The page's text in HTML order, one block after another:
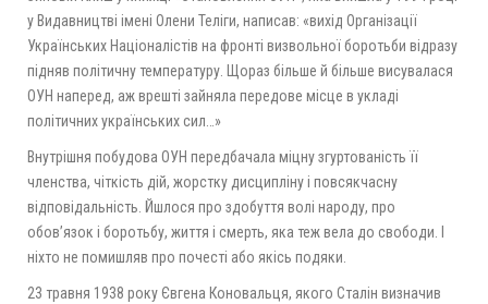
у Видавництві імені Олени Теліги, написав: «вихід Організації
Українських Націоналістів на фронті визвольної боротьби відразу
підняв політичну температуру. Щораз більше й більше висувалася
ОУН наперед, аж врешті зайняла передове місце в укладі
політичних українських сил…»
Внутрішня побудова ОУН передбачала міцну згуртованість її
членства, чіткість дій, жорстку дисципліну і повсякчасну
відповідальність. Йшлося про здобуття волі народу, про
обов’язок і боротьбу, життя і смерть, яка теж вела до свободи. І
ніхто не помишляв про почесті або якісь подяки.
23 травня 1938 року Євгена Коновальця, якого Сталін визначив